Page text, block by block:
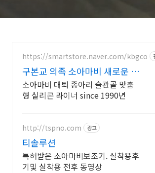
https://smartstore.naver.com/kbgco
구본교 의족 소아마비 새로운 차
원의 편안한 움직임
소아마비 대퇴 종아리 슬관골 맞춤
형 실리콘 라이너 since 1990년
http://tspno.com 광고
티솔루션
특허받은 소아마비보조기. 실착용후
기및 실착용 전후 동영상